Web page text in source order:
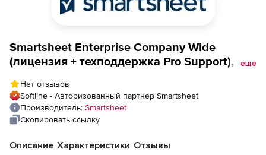
Smartsheet Enterprise Company Wide
(лицензия + техподдержка Pro Support),
еще
Нет отзывов
Softline - Авторизованный партнер Smartsheet
Производитель: Smartsheet
Скопировать ссылку
Описание Характеристики Отзывы